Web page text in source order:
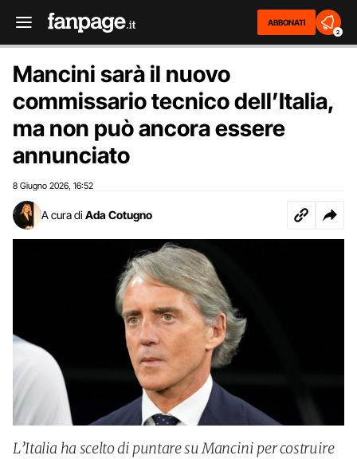
ABBONATI
2
Mancini sarà il nuovo
commissario tecnico dell’Italia,
ma non può ancora essere
annunciato
8 Giugno 2026 16:52
A cura di Ada Cotugno
L’Italia ha scelto di puntare su Mancini per costruire